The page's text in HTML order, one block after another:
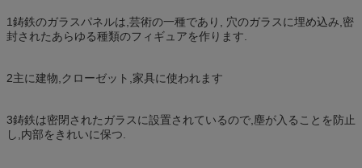
1鋳鉄のガラスパネルは,芸術の一種であり, 穴のガラスに埋め込み,密
封されたあらゆる種類のフィギュアを作ります.
2主に建物,クローゼット,家具に使われます
3鋳鉄は密閉されたガラスに設置されているので,塵が入ることを防止
し,内部をきれいに保つ.